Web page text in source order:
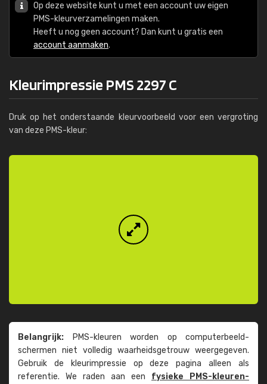
Op deze website kunt u met een account uw eigen
PMS-kleurverzamelingen maken.
Heeft u nog geen account? Dan kunt u gratis een
account aanmaken.
Kleurimpressie PMS 2297 C
Druk op het onderstaande kleurvoorbeeld voor een vergroting
van deze PMS-kleur:
Belangrijk: PMS-kleuren worden op computer­beeld­
schermen niet volledig waarheids­­getrouw weer­gegeven.
Gebruik de kleur­impressie op deze pagina alleen als
referentie. We raden aan een fysieke PMS-kleuren­